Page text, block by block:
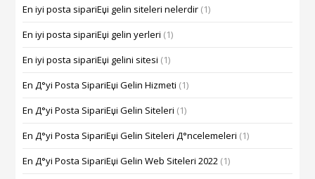
En iyi posta sipariЕџi gelin siteleri nelerdir (1)
En iyi posta sipariЕџi gelin yerleri (1)
En iyi posta sipariЕџi gelini sitesi (1)
En Д°yi Posta SipariЕџi Gelin Hizmeti (1)
En Д°yi Posta SipariЕџi Gelin Siteleri (1)
En Д°yi Posta SipariЕџi Gelin Siteleri Д°ncelemeleri (1)
En Д°yi Posta SipariЕџi Gelin Web Siteleri 2022 (1)